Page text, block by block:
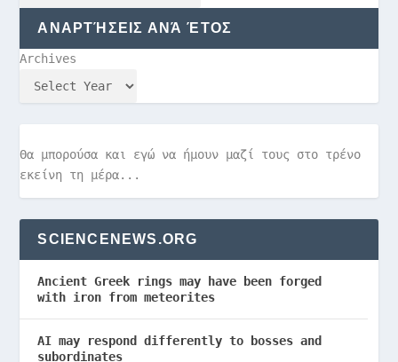
ΑΝΑΡΤΉΣΕΙΣ ΑΝΆ ΈΤΟΣ
Archives
Θα μπορούσα και εγώ να ήμουν μαζί τους στο τρένο
εκείνη τη μέρα...
SCIENCENEWS.ORG
Ancient Greek rings may have been forged
with iron from meteorites
AI may respond differently to bosses and
subordinates